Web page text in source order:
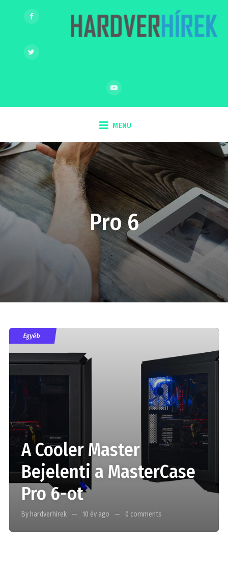
MENU
Pro 6
Egyéb
A Cooler Master
Bejelenti a MasterCase
Pro 6-ot
By hardverhirek 10 év ago 0 comments